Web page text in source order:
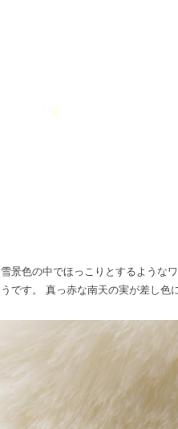
雪景色の中でほっこりとするような
うです。 真っ赤な南天の実が差し色